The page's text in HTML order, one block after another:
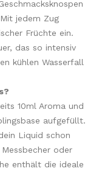
jedem Zug
Früchte ein.
das so intensiv
kühlen Wasserfall
10ml Aroma und
aufgefüllt.
Liquid schon
oder
enthält die ideale